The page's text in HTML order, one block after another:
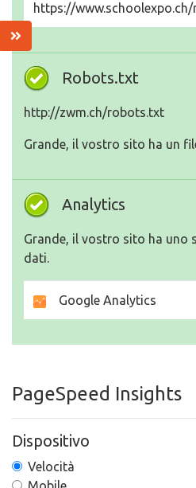
https://
Robots.txt
http://zwm.ch/robots.txt
Grande, il vostro sito ha un
Analytics
Grande, il vostro sito ha uno
dati.
Google Analytics
PageSpeed Insights
Dispositivo
Velocità